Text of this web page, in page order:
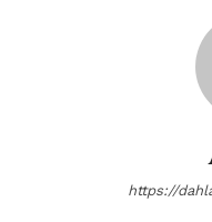
https://